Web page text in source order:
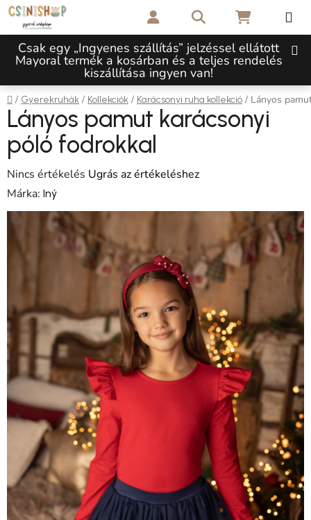
Ugrás a fő tartalomhoz
Csak egy „Ingyenes szállítás” jelzéssel ellátott
Mayoral termék a kosárban és a teljes rendelés
kiszállítása ingyen van!
KeresésKOSÁR
Kezdőlap
/ Gyerekruhák / Kollekciók / Karácsonyi ruha kollekció / Lányos
Lányos pamut karácsonyi
póló fodrokkal
A termék átlagos értékelése 5-ből 0,0 csillag.
Nincs értékelés Ugrás az értékeléshez
Márka: Iný